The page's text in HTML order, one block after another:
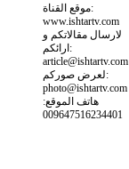
موقع القناة:
www.ishtartv.com
لارسال مقالاتكم و
ارائكم:
article@ishtartv.com
لعرض صوركم:
photo@ishtartv.com
هاتف الموقع:
009647516234401